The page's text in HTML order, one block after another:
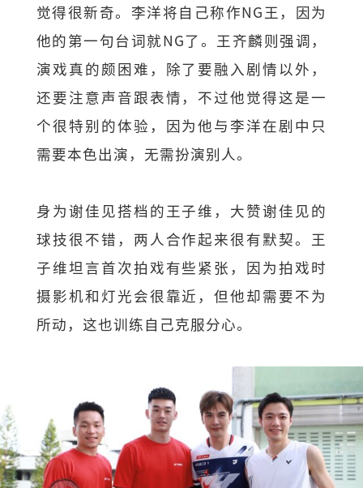
觉得很新奇。李洋将自己称作NG王，因为
他的第一句台词就NG了。王齐麟则强调，
演戏真的颇困难，除了要融入剧情以外，
还要注意声音跟表情，不过他觉得这是一
个很特别的体验，因为他与李洋在剧中只
需要本色出演，无需扮演别人。
身为谢佳见搭档的王子维，大赞谢佳见的
球技很不错，两人合作起来很有默契。王
子维坦言首次拍戏有些紧张，因为拍戏时
摄影机和灯光会很靠近，但他却需要不为
所动，这也训练自己克服分心。